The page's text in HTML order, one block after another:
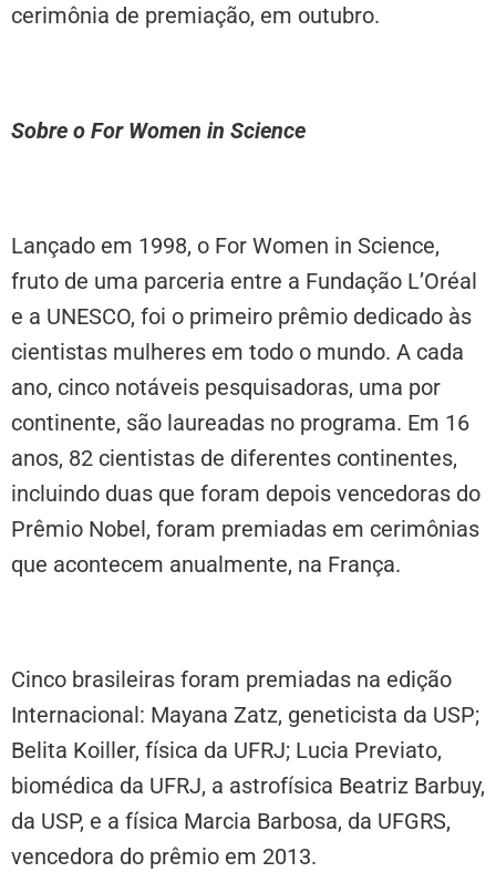
cerimônia de premiação, em outubro.
Sobre o For Women in Science
Lançado em 1998, o For Women in Science,
fruto de uma parceria entre a Fundação L’Oréal
e a UNESCO, foi o primeiro prêmio dedicado às
cientistas mulheres em todo o mundo. A cada
ano, cinco notáveis pesquisadoras, uma por
continente, são laureadas no programa. Em 16
anos, 82 cientistas de diferentes continentes,
incluindo duas que foram depois vencedoras do
Prêmio Nobel, foram premiadas em cerimônias
que acontecem anualmente, na França.
Cinco brasileiras foram premiadas na edição
Internacional: Mayana Zatz, geneticista da USP;
Belita Koiller, física da UFRJ; Lucia Previato,
biomédica da UFRJ, a astrofísica Beatriz Barbuy,
da USP, e a física Marcia Barbosa, da UFGRS,
vencedora do prêmio em 2013.